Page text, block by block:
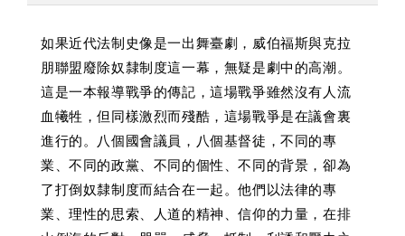
如果近代法制史像是一出舞臺劇，威伯福斯與克拉
朋聯盟廢除奴隸制度這一幕，無疑是劇中的高潮。
這是一本報導戰爭的傳記，這場戰爭雖然沒有人流
血犧牲，但同樣激烈而殘酷，這場戰爭是在議會裏
進行的。八個國會議員，八個基督徒，不同的專
業、不同的政黨、不同的個性、不同的背景，卻為
了打倒奴隸制度而結合在一起。他們以法律的專
業、理性的思索、人道的精神、信仰的力量，在排